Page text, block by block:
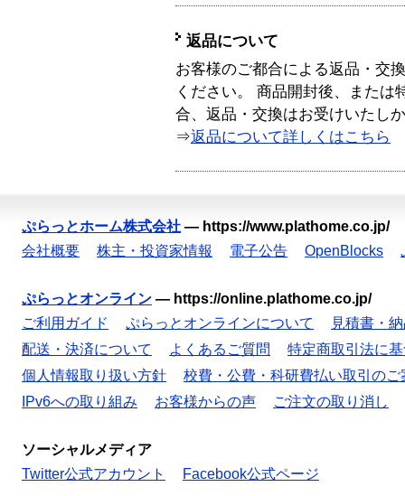
返品について
お客様のご都合による返品・交
ください。 商品開封後、または
合、返品・交換はお受けいたし
⇒返品について詳しくはこちら
ぷらっとホーム株式会社 — https://www.plathome.co.jp/
会社概要
株主・投資家情報 電子公告 OpenBlocks
ぷらっとオンライン — https://online.plathome.co.jp/
ご利用ガイド
ぷらっとオンラインについて
見積書・
配送・決済について
よくあるご質問
特定商取引法に
個人情報取り扱い方針
校費・公費・科研費払い取引のご
IPv6への取り組み
お客様からの声 ご注文の取り消し
ソーシャルメディア
Twitter公式アカウント
Facebook公式ページ